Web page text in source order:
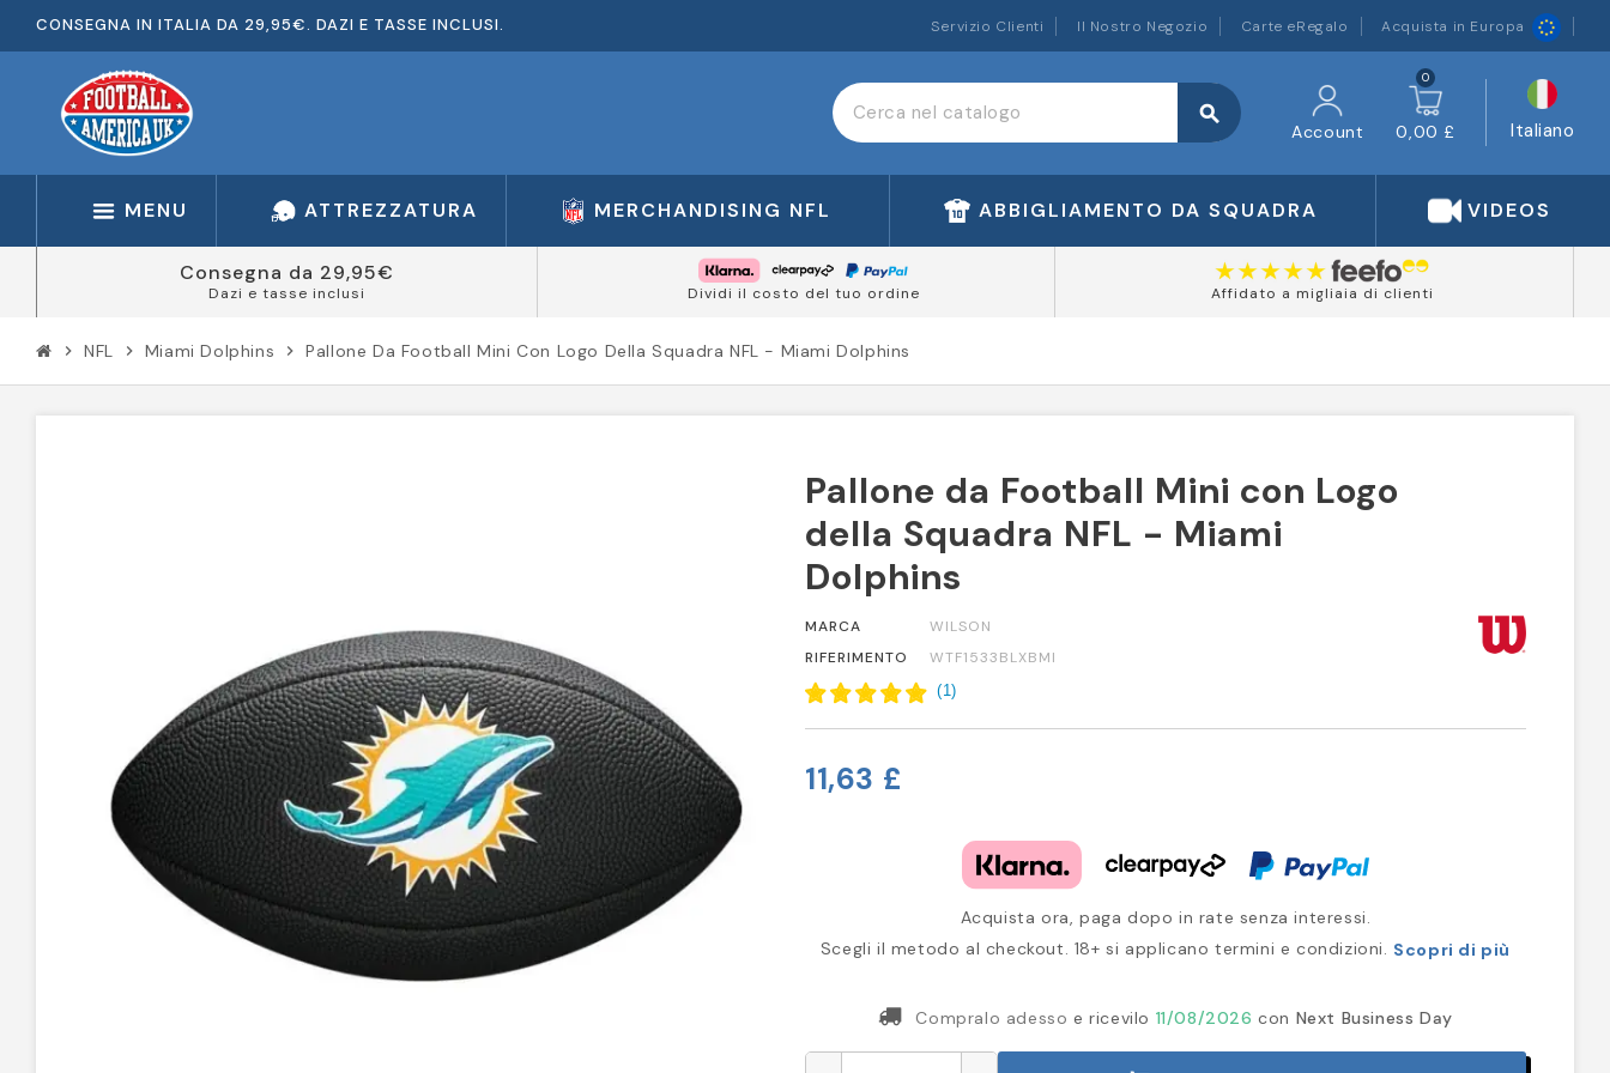
CONSEGNA IN ITALIA DA 29,95€. DAZI E TASSE INCLUSI. Servizio Clienti Il Nostro Negozio Carte eRegalo Acquista in Europa
search
Account
0
0,00 £ Italiano
MENU ATTREZZATURA MERCHANDISING NFL ABBIGLIAMENTO DA SQUADRA VIDEOS
Consegna da 29,95€
Dazi e tasse inclusi Dividi il costo del tuo ordine Affidato a migliaia di clienti
chevron_right NFL chevron_right Miami Dolphins chevron_right Pallone Da Football Mini Con Logo Della Squadra NFL - Miami Dolphins
Pallone da Football Mini con Logo
della Squadra NFL - Miami
Dolphins
MARCA
WILSON
RIFERIMENTO
WTF1533BLXBMI
(1)
11,63 £
Acquista ora, paga dopo in rate senza interessi.
Scegli il metodo al checkout. 18+ si applicano termini e condizioni. Scopri di più
Compralo adesso e ricevilo 11/08/2026 con Next Business Day